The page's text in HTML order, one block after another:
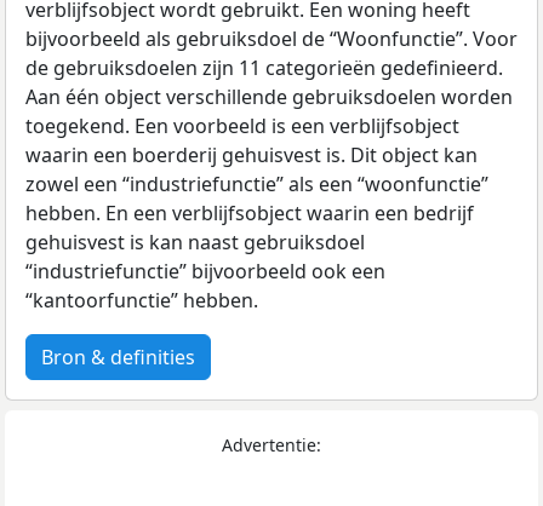
verblijfsobject wordt gebruikt. Een woning heeft
bijvoorbeeld als gebruiksdoel de “Woonfunctie”. Voor
de gebruiksdoelen zijn 11 categorieën gedefinieerd.
Aan één object verschillende gebruiksdoelen worden
toegekend. Een voorbeeld is een verblijfsobject
waarin een boerderij gehuisvest is. Dit object kan
zowel een “industriefunctie” als een “woonfunctie”
hebben. En een verblijfsobject waarin een bedrijf
gehuisvest is kan naast gebruiksdoel
“industriefunctie” bijvoorbeeld ook een
“kantoorfunctie” hebben.
Bron & definities
Advertentie: